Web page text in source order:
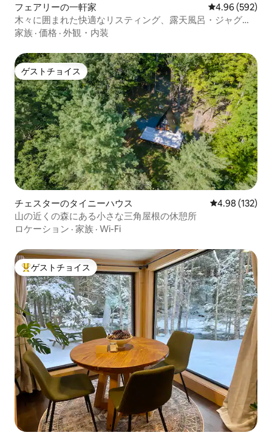
フェアリーの一軒家 レビュー592
4.96 (592)
木々に囲まれた快適なリスティング、露天風呂・ジャグジ
ーと景色付き
家族 · 価格 · 外観・内装
ゲストチョイス
ゲストチョイス
チェスターのタイニーハウス レビュー132
4.98 (132)
山の近くの森にある小さな三角屋根の休憩所
ロケーション · 家族 · Wi-Fi
大好評のゲストチョイスです。
ゲストチョイス